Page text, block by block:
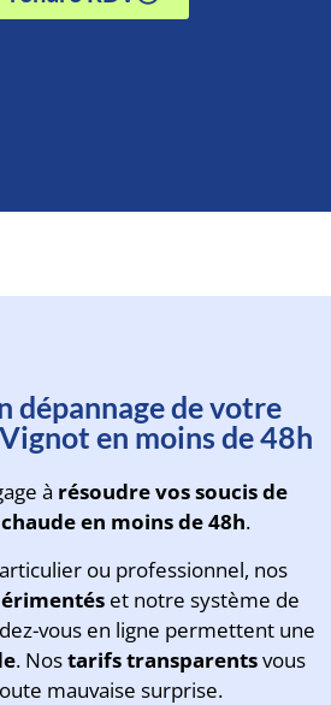
vous avec un
en moins d'une
minute
dépannage de votre
en moins de 48h
à résoudre vos soucis de
en moins de 48h.
ou professionnel, nos
et notre système de
vous en ligne permettent une
. Nostarifs transparentsvous
mauvaise surprise.